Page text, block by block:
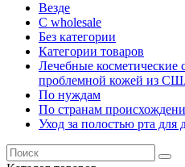
Везде
C wholesale
Без категории
Категории товаров
Лечебные косметические
проблемной кожей из
По нуждам
По странам
Уход за полостью рта